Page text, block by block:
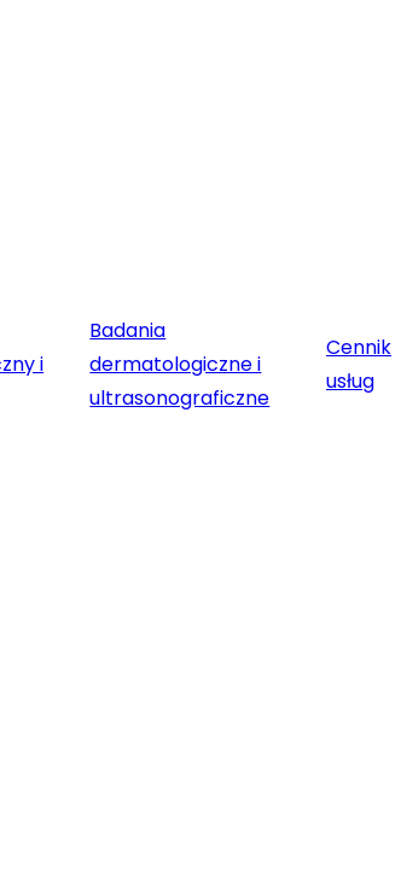
i
Badania
dermatologiczne i
ultrasonograficzne
Cennik
usług